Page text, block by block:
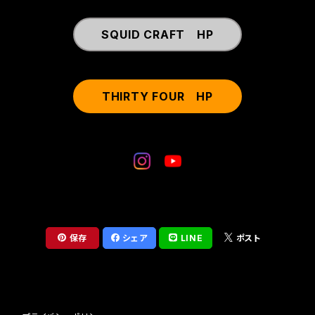
SQUID CRAFT HP
THIRTY FOUR HP
保存 シェア LINE ポスト